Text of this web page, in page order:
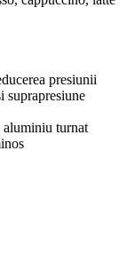
presiunii
suprapresiune
turnat